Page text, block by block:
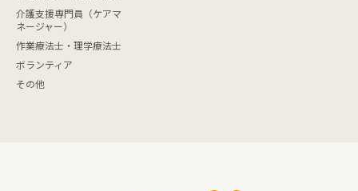
介護支援専門員（ケアマ
ネージャー）
作業療法士・理学療法士
ボランティア
その他